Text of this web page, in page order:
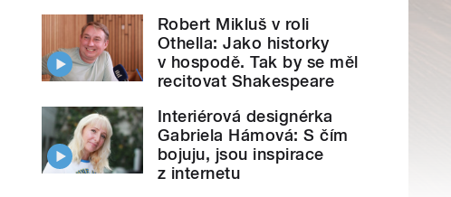
Robert Mikluš v roli
Othella: Jako historky
v hospodě. Tak by se měl
recitovat Shakespeare
Interiérová designérka
Gabriela Hámová: S čím
bojuju, jsou inspirace
z internetu